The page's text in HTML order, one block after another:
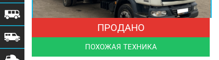
ПРОДАНО
ПОХОЖАЯ ТЕХНИКА